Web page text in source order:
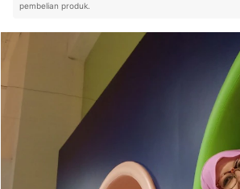
pembelian produk.